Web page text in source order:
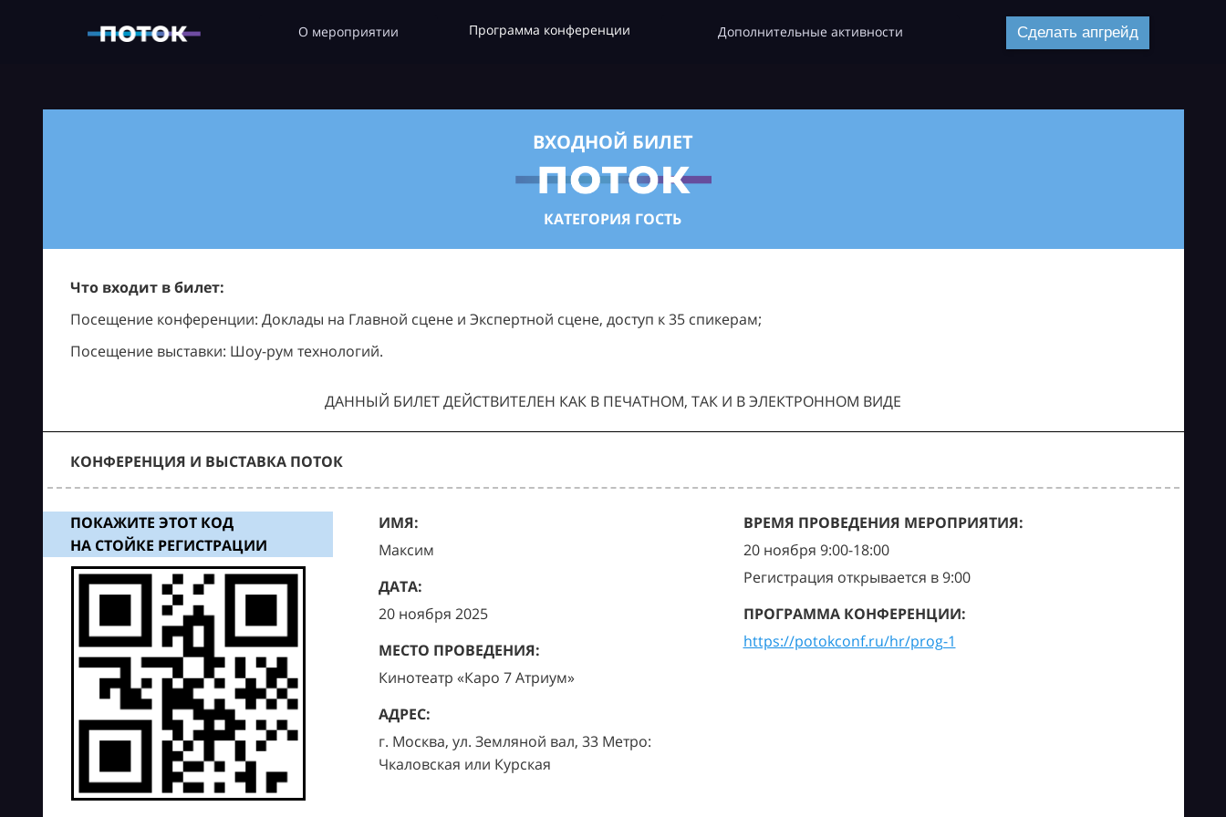
О мероприятии Программа конференции Дополнительные активности Сделать апгрейд
ВХОДНОЙ БИЛЕТ
КАТЕГОРИЯ ГОСТЬ
Что входит в билет:
Посещение конференции: Доклады на Главной сцене и Экспертной сцене, доступ к 35 спикерам;
Посещение выставки: Шоу-рум технологий.
ДАННЫЙ БИЛЕТ ДЕЙСТВИТЕЛЕН КАК В ПЕЧАТНОМ, ТАК И В ЭЛЕКТРОННОМ ВИДЕ
КОНФЕРЕНЦИЯ И ВЫСТАВКА ПОТОК
ПОКАЖИТЕ ЭТОТ КОД
НА СТОЙКЕ РЕГИСТРАЦИИ
ИМЯ:
Максим
ДАТА:
20 ноября 2025
МЕСТО ПРОВЕДЕНИЯ:
Кинотеатр «Каро 7 Атриум»
АДРЕС:
г. Москва, ул. Земляной вал, 33 Метро:
Чкаловская или Курская
ВРЕМЯ ПРОВЕДЕНИЯ МЕРОПРИЯТИЯ:
20 ноября 9:00-18:00
Регистрация открывается в 9:00
ПРОГРАММА КОНФЕРЕНЦИИ:
https://potokconf.ru/hr/prog-1